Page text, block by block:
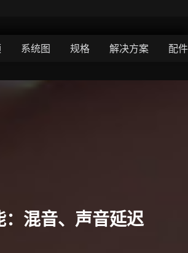
系统图 规格 解决方案 配件
：混音、声音延迟